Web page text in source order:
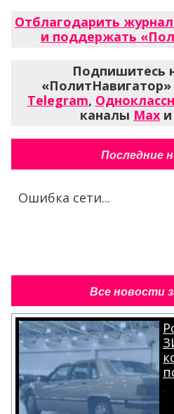
Отблагодарить
и поддержать
Подпишитесь
Telegram,
каналы Max и
Последние
Ошибка сети...
Все новости
.